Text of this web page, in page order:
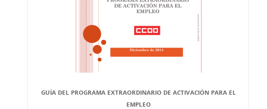
GUÍA DEL PROGRAMA EXTRAORDINARIO DE ACTIVACIÓN PARA EL
EMPLEO